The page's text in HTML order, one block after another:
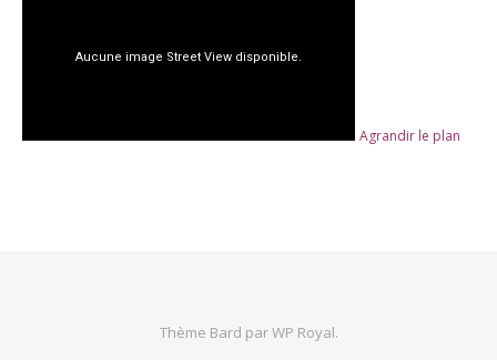
Agrandir le plan
Thème Bard parWP Royal.